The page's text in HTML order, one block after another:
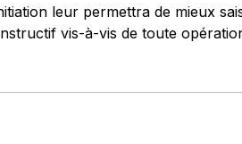
leur permettra de mieux
vis-à-vis de toute